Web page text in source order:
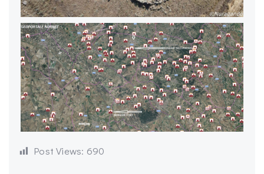
Post Views: 690